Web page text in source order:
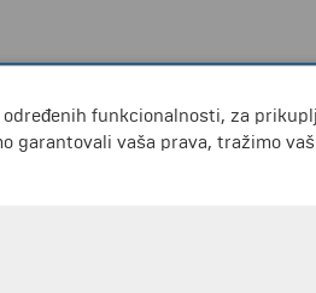
funkcionalnosti, za
garantovali vaša prava, tražimo